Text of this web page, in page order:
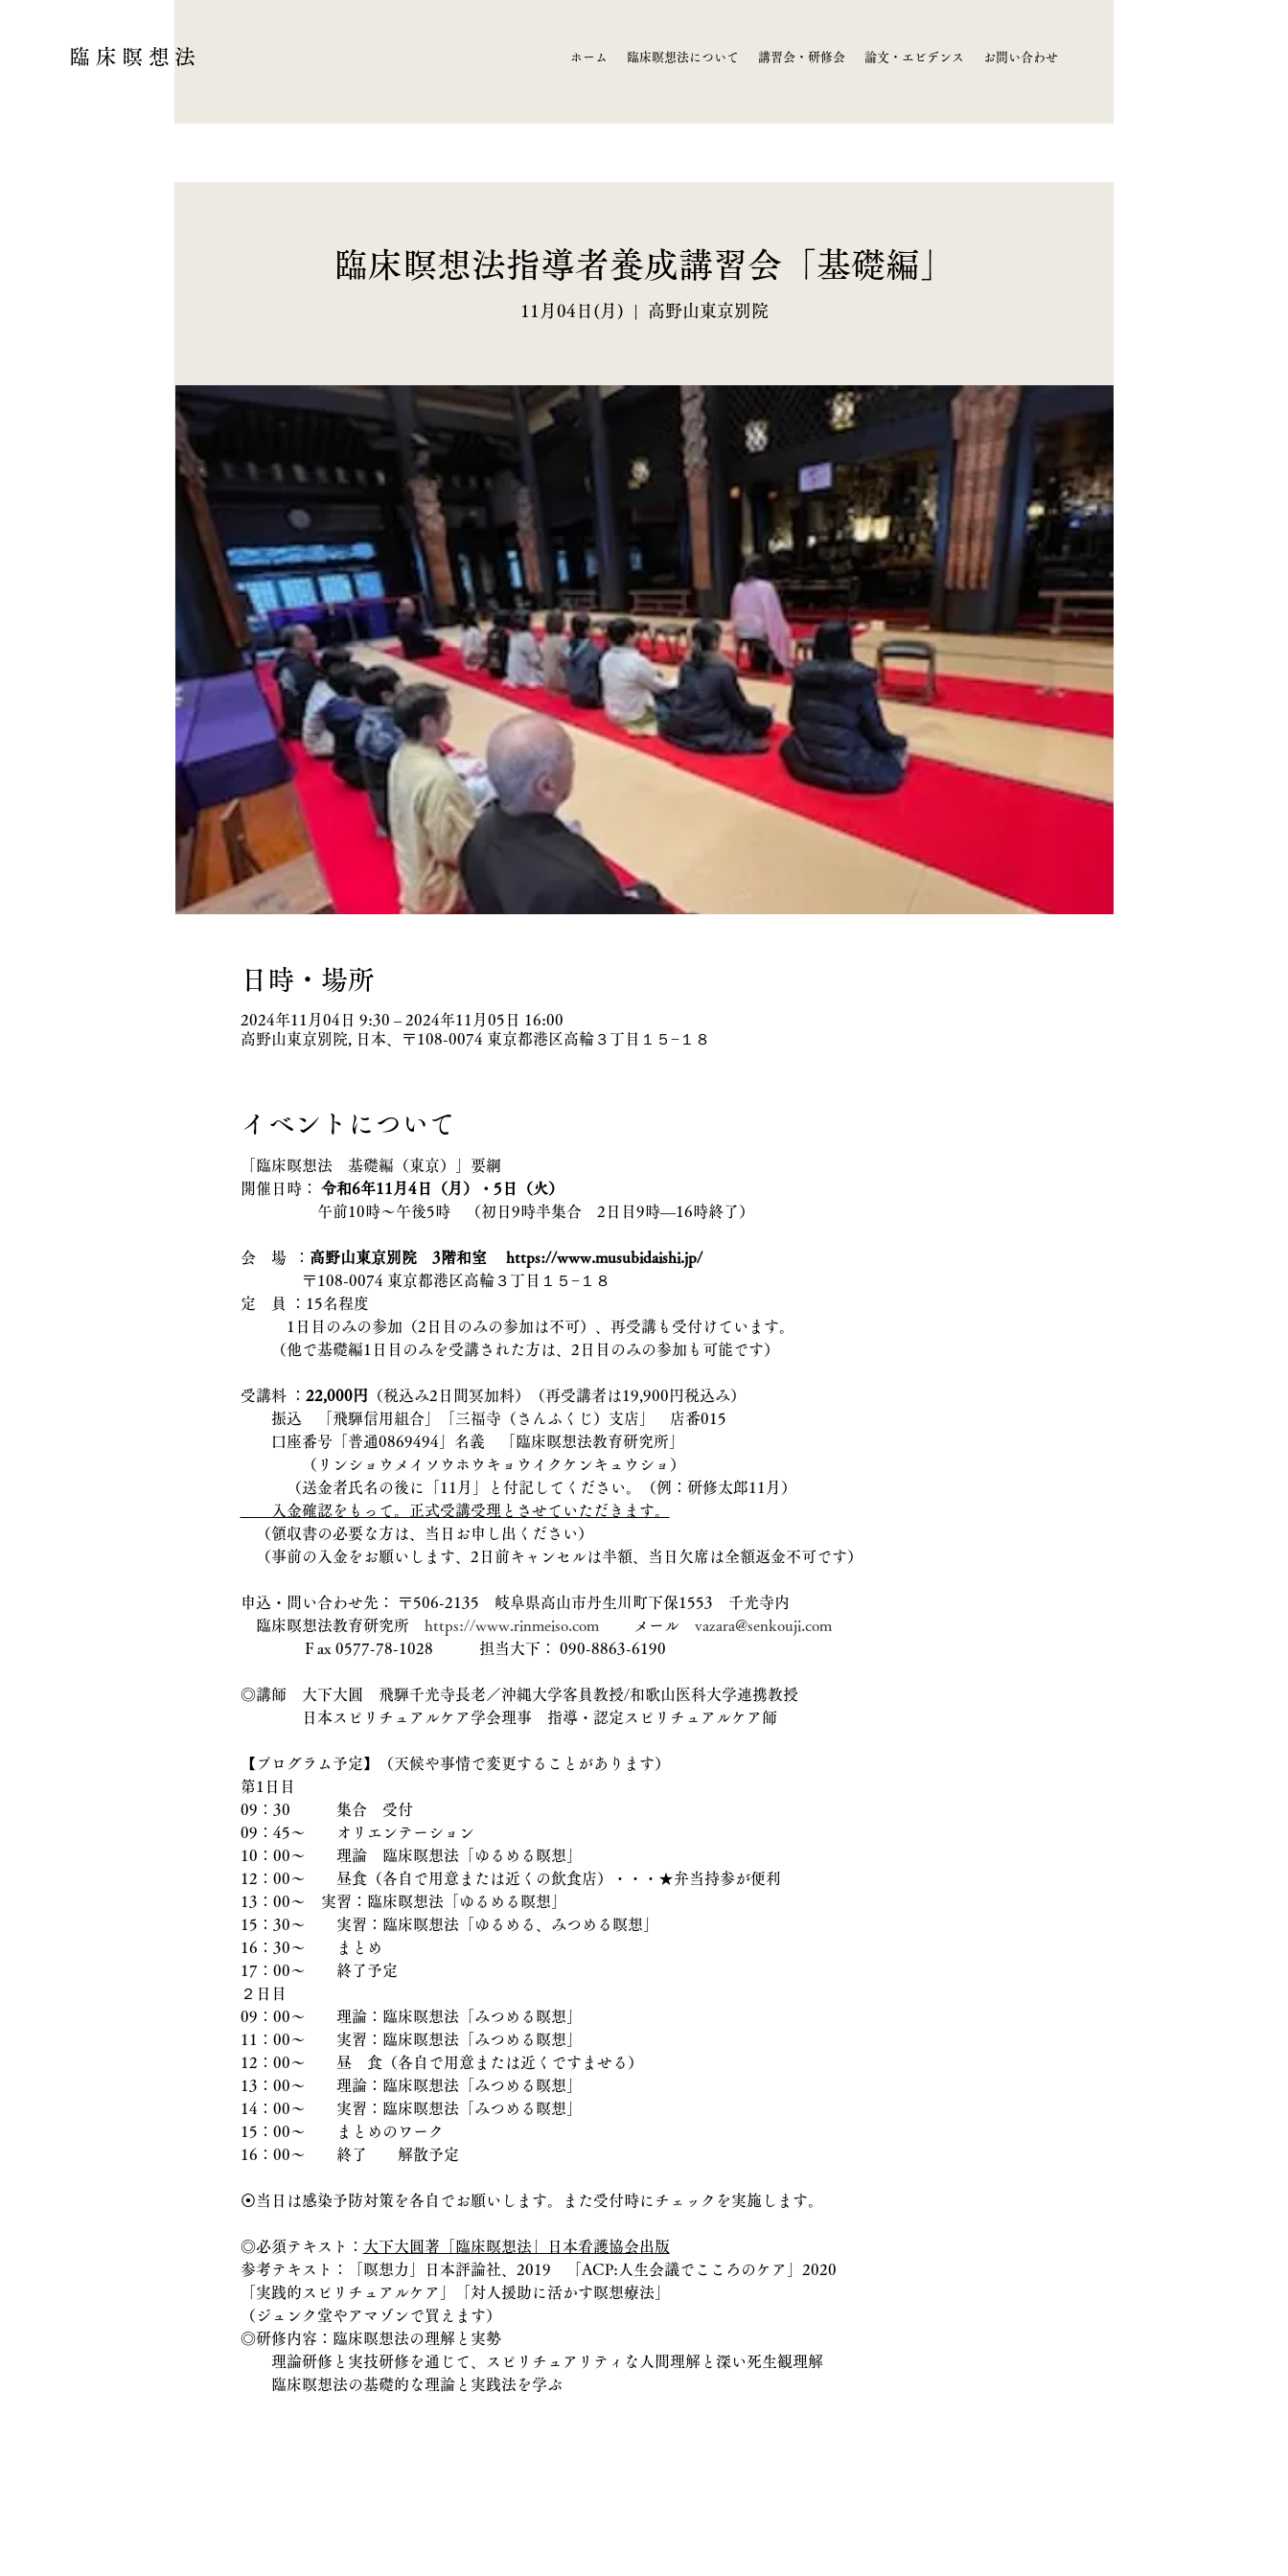
臨床瞑想法 ホーム 臨床瞑想法について 講習会・研修会 論文・エビデンス お問い合わせ
臨床瞑想法指導者養成講習会「基礎編」
11月04日(月) 高野山東京別院
日時・場所
2024年11月04日 9:30 – 2024年11月05日 16:00
高野山東京別院, 日本、〒108-0074 東京都港区高輪３丁目１５−１８
イベントについて
「臨床瞑想法　基礎編（東京）」要綱
開催日時： 令和6年11月4日（月）・5日（火）
午前10時～午後5時　（初日9時半集合　2日目9時―16時終了）
会　場  ： 高野山東京別院　3階和室 　https://www.musubidaishi.jp/
〒108-0074 東京都港区高輪３丁目１５−１８
定　員 ：15名程度
1日目のみの参加（2日目のみの参加は不可）、再受講も受付けています。
（他で基礎編1日目のみを受講された方は、2日目のみの参加も可能です）
受講料 ： 22,000円 （税込み2日間冥加料）（再受講者は19,900円税込み）
振込　「飛騨信用組合」「三福寺（さんふくじ）支店」　店番015
口座番号「普通0869494」名義　「臨床瞑想法教育研究所」
（リンショウメイソウホウキョウイクケンキュウショ）
（送金者氏名の後に「11月」と付記してください。（例：研修太郎11月）
入金確認をもって。正式受講受理とさせていただきます。
（領収書の必要な方は、当日お申し出ください）
（事前の入金をお願いします、2日前キャンセルは半額、当日欠席は全額返金不可です）
申込・問い合わせ先： 〒506-2135　岐阜県高山市丹生川町下保1553　千光寺内
臨床瞑想法教育研究所 https://www.rinmeiso.com メール vazara@senkouji.com
Ｆax 0577-78-1028　　　担当大下： 090-8863-6190
◎講師　大下大圓　飛騨千光寺長老／沖縄大学客員教授/和歌山医科大学連携教授
日本スピリチュアルケア学会理事　指導・認定スピリチュアルケア師
【プログラム予定】（天候や事情で変更することがあります）
第1日目
09：30　　　集合　受付
09：45〜　　オリエンテーション
10：00〜　　理論　臨床瞑想法「ゆるめる瞑想」
12：00〜　　昼食（各自で用意または近くの飲食店）・・・★弁当持参が便利
13：00～　実習：臨床瞑想法「ゆるめる瞑想」
15：30〜　　実習：臨床瞑想法「ゆるめる、みつめる瞑想」
16：30～　　まとめ
17：00〜　　終了予定
２日目
09：00〜　　理論：臨床瞑想法「みつめる瞑想」
11：00〜　　実習：臨床瞑想法「みつめる瞑想」
12：00〜　　昼　食（各自で用意または近くですませる）
13：00〜　　理論：臨床瞑想法「みつめる瞑想」
14：00〜　　実習：臨床瞑想法「みつめる瞑想」
15：00〜　　まとめのワーク
16：00〜　　終了　　解散予定
⦿当日は感染予防対策を各自でお願いします。また受付時にチェックを実施します。
◎必須テキスト： 大下大圓著「臨床瞑想法」日本看護協会出版
参考テキスト：「瞑想力」日本評論社、2019　「ACP:人生会議でこころのケア」2020
「実践的スピリチュアルケア」「対人援助に活かす瞑想療法」
（ジュンク堂やアマゾンで買えます）
◎研修内容：臨床瞑想法の理解と実勢
理論研修と実技研修を通じて、スピリチュアリティな人間理解と深い死生観理解
臨床瞑想法の基礎的な理論と実践法を学ぶ